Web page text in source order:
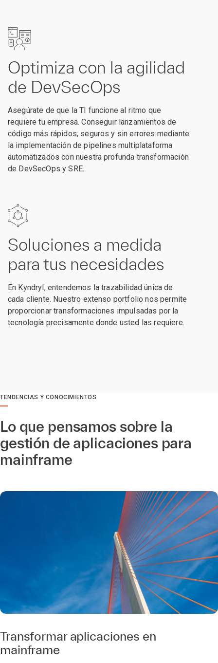
Optimiza con la agilidad
de DevSecOps
Asegúrate de que la TI funcione al ritmo que
requiere tu empresa. Conseguir lanzamientos de
código más rápidos, seguros y sin errores mediante
la implementación de pipelines multiplataforma
automatizados con nuestra profunda transformación
de DevSecOps y SRE.
Soluciones a medida
para tus necesidades
En Kyndryl, entendemos la trazabilidad única de
cada cliente. Nuestro extenso portfolio nos permite
proporcionar transformaciones impulsadas por la
tecnología precisamente donde usted las requiere.
TENDENCIAS Y CONOCIMIENTOS
Lo que pensamos sobre la
gestión de aplicaciones para
mainframe
Transformar aplicaciones en
mainframe